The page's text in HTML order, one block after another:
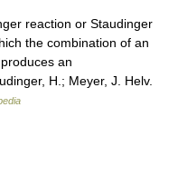
reaction or Staudinger
the combination of an
an
H.; Meyer, J. Helv.